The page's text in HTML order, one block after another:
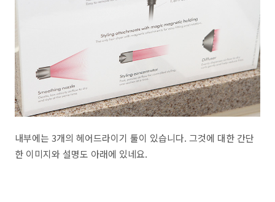
내부에는 3개의 헤어드라이기 툴이 있습니다. 그것에 대한 간단
한 이미지와 설명도 아래에 있네요.